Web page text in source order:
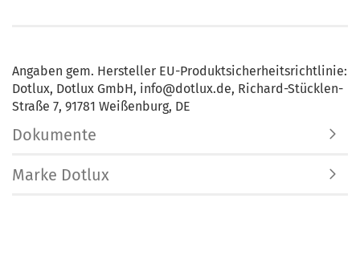
Angaben gem. Hersteller EU-Produktsicherheitsrichtlinie:
Dotlux, Dotlux GmbH, info@dotlux.de, Richard-Stücklen-
Straße 7, 91781 Weißenburg, DE
Dokumente
Marke Dotlux